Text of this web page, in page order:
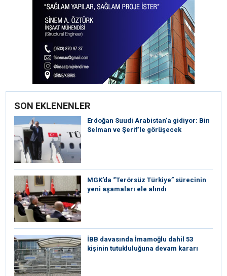
SON EKLENENLER
Erdoğan Suudi Arabistan’a gidiyor: Bin
Selman ve Şerif’le görüşecek
MGK’da “Terörsüz Türkiye” sürecinin
yeni aşamaları ele alındı
İBB davasında İmamoğlu dahil 53
kişinin tutukluluğuna devam kararı